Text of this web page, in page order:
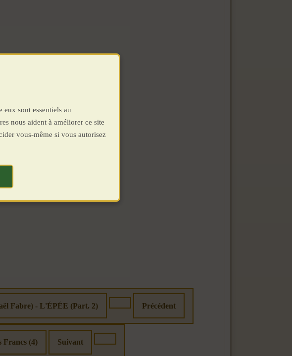
Fabre) - L'ÉPÉE (Part. 2) Précédent
Francs (4) Suivant
sont essentiels au
nous aident à améliorer ce site
vous-même si vous autorisez